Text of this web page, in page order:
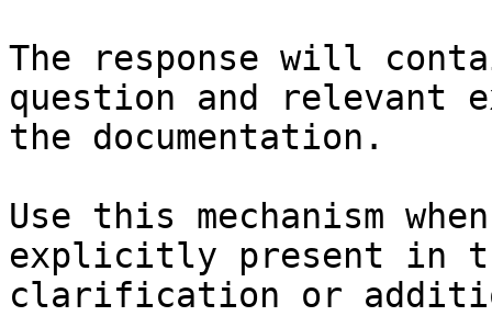
The response will
question and relevant
the documentation.
Use this mechanism
explicitly present in
clarification or